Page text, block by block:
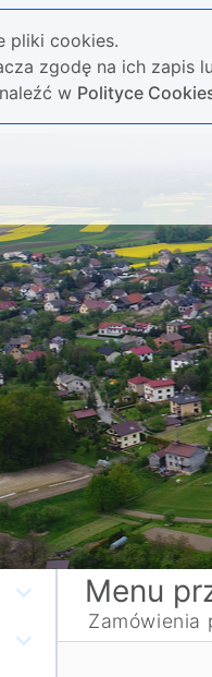
pliki cookies.
zgodę na ich zapis
w Polityce
Menu
Zamówienia